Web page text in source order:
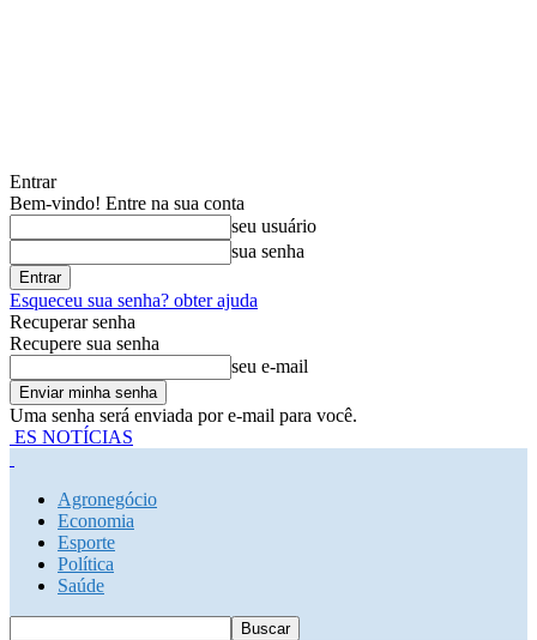
Entrar
Bem-vindo! Entre na sua conta
seu usuário
sua senha
Esqueceu sua senha? obter ajuda
Recuperar senha
Recupere sua senha
seu e-mail
Uma senha será enviada por e-mail para você.
ES NOTÍCIAS
Agronegócio
Economia
Esporte
Política
Saúde